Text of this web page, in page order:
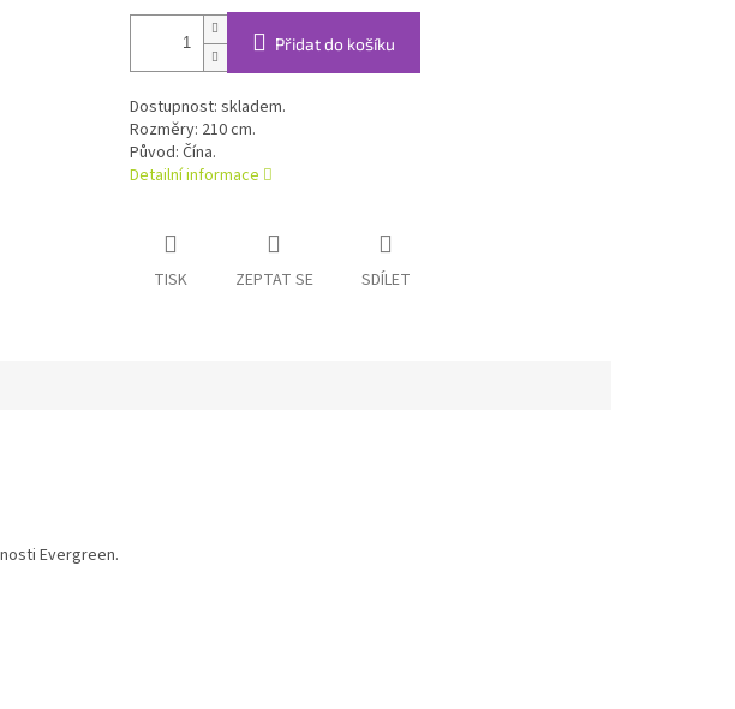
Přidat do košíku
Dostupnost: skladem.
Rozměry: 210 cm.
Původ: Čína.
Detailní informace
TISK ZEPTAT SE SDÍLET
Evergreen.